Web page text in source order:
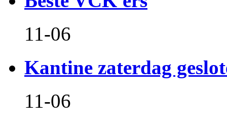
11-06
Kantine zaterdag
11-06